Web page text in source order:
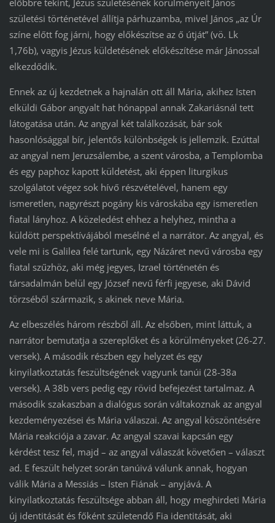
előbbre tekint, Jézus születésének körülményeit János
születési történetével állítja párhuzamba, mivel János „az Úr
színe előtt fog járni, hogy előkészítse az ő útját” (vö. Lk
1,76b), vagyis Jézus küldetésének előkészítése már Jánossal
elkezdődik.
Ennek az új kezdetnek a hajnalán ott áll Mária, akihez Isten
elküldi Gábor angyalt hat hónappal annak Zakariásnál tett
látogatása után. Az angyal két találkozását, bár sok
hasonlósággal bír, jelentős különbségek is jellemzik. Ezúttal
az angyal nem Jeruzsálembe, a szent városba, a Templomba
és egy paphoz kapott küldetést, aki éppen liturgikus
szolgálatot végez sok hívő részvételével, hanem egy
ismeretlen, nagyrészt pogány kis városkába egy ismeretlen
fiatal lányhoz. A közeledést ehhez a helyhez, mintha a
küldött perspektívájából mesélné el a narrátor. Az angyal, és
vele mi is Galilea felé tartunk, egy Názáret nevű városba egy
fiatal szűzhöz, aki még jegyes, Izrael történetén és
társadalmán belül egy József nevű férfi jegyese, aki Dávid
törzséből származik, s akinek neve Mária.
Az elbeszélés három részből áll. Az elsőben, mint láttuk, a
narrátor bemutatja a szereplőket és a körülményeket (26-27.
versek). A második részben egy helyzet és egy
kinyilatkoztatás feszültségének vagyunk tanúi (28-38a
versek). A 38b vers pedig egy rövid befejezést tartalmaz. A
második szakaszban a dialógus során váltakoznak az angyal
kezdeményezései és Mária válaszai. Az angyal köszöntésére
Mária reakciója a zavar. Az angyal szavai kapcsán egy
kérdést tesz fel, majd – az angyal válaszát követően – választ
ad. E feszült helyzet során tanúivá válunk annak, hogyan
válik Mária a Messiás – Isten Fiának – anyjává. A
kinyilatkoztatás feszültsége abban áll, hogy meghirdeti Mária
új identitását és főként születendő Fia identitását, aki